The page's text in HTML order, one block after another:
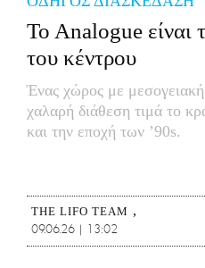
ΑΜΠΑ
PRINT
To Analogue είναι
του κέντρου
Ένας χώρος με μεσογειακή
χαλαρή διάθεση τιμά το
και την εποχή των ’90s.
THE LIFO TEAM
09.06.26 | 13:02